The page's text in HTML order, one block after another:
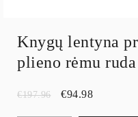
Knygų lentyna
plieno rėmu
€197.96 €94.98